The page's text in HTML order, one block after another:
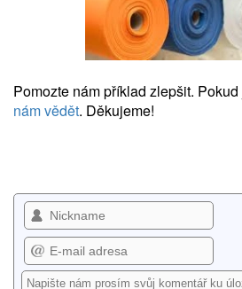
Pomozte nám příklad zlepšit.
nám vědět. Děkujeme!